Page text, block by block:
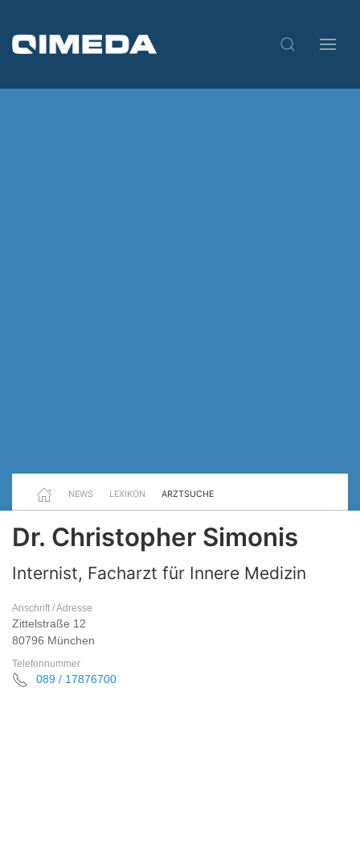
NEWS LEXIKON ARZTSUCHE
Dr. Christopher Simonis
Internist, Facharzt für Innere Medizin
Anschrift / Adresse
Zittelstraße 12
80796 München
Telefonnummer
089 / 17876700